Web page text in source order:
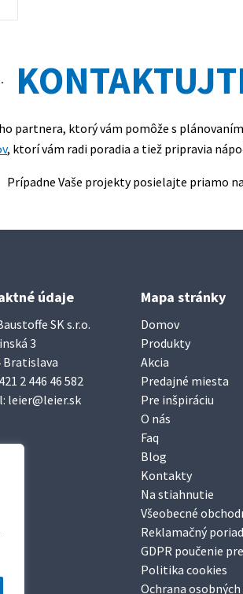
partnera, ktorý vám pomôže s
, ktorí vám radi poradia a tiež pripravia
Prípadne Vaše projekty posielajte priamo
údaje
SK s.r.o.
3
Bratislava
2 446 46 582
leier@leier.sk
Mapa stránky
Domov
Produkty
Akcia
Predajné miesta
Pre inšpiráciu
O nás
Faq
Blog
Kontakty
Na stiahnutie
Všeobecné
Reklamačný
GDPR poučenie
Politika cookies
Ochrana osobných